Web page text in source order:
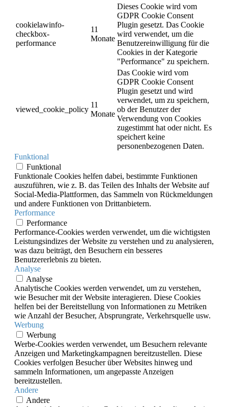
cookielawinfo-
checkbox-
performance
11
Monate
Dieses Cookie wird vom
GDPR Cookie Consent
Plugin gesetzt. Das Cookie
wird verwendet, um die
Benutzereinwilligung für die
Cookies in der Kategorie
"Performance" zu speichern.
viewed_cookie_policy
11
Monate
Das Cookie wird vom
GDPR Cookie Consent
Plugin gesetzt und wird
verwendet, um zu speichern,
ob der Benutzer der
Verwendung von Cookies
zugestimmt hat oder nicht. Es
speichert keine
personenbezogenen Daten.
Funktional
Funktional
Funktionale Cookies helfen dabei, bestimmte Funktionen
auszuführen, wie z. B. das Teilen des Inhalts der Website auf
Social-Media-Plattformen, das Sammeln von Rückmeldungen
und andere Funktionen von Drittanbietern.
Performance
Performance
Performance-Cookies werden verwendet, um die wichtigsten
Leistungsindizes der Website zu verstehen und zu analysieren,
was dazu beiträgt, den Besuchern ein besseres
Benutzererlebnis zu bieten.
Analyse
Analyse
Analytische Cookies werden verwendet, um zu verstehen,
wie Besucher mit der Website interagieren. Diese Cookies
helfen bei der Bereitstellung von Informationen zu Metriken
wie Anzahl der Besucher, Absprungrate, Verkehrsquelle usw.
Werbung
Werbung
Werbe-Cookies werden verwendet, um Besuchern relevante
Anzeigen und Marketingkampagnen bereitzustellen. Diese
Cookies verfolgen Besucher über Websites hinweg und
sammeln Informationen, um angepasste Anzeigen
bereitzustellen.
Andere
Andere